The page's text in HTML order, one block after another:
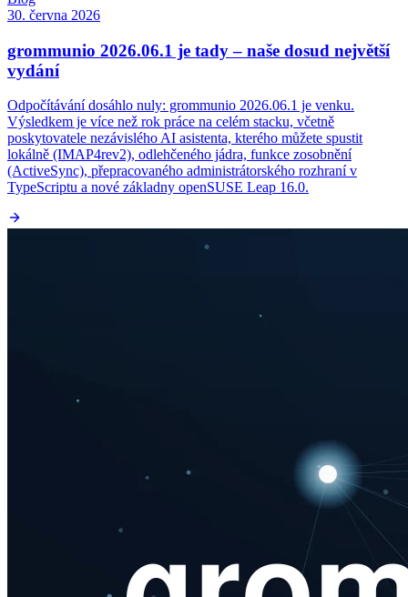
30. června 2026
grommunio 2026.06.1 je tady – naše dosud největší
vydání
Odpočítávání dosáhlo nuly: grommunio 2026.06.1 je venku.
Výsledkem je více než rok práce na celém stacku, včetně
poskytovatele nezávislého AI asistenta, kterého můžete spustit
lokálně (IMAP4rev2), odlehčeného jádra, funkce zosobnění
(ActiveSync), přepracovaného administrátorského rozhraní v
TypeScriptu a nové základny openSUSE Leap 16.0.